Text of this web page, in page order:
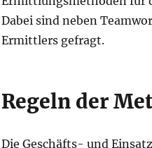
Dabei sind neben
Ermittlers gefragt.
Regeln der
Die Geschäfts- und